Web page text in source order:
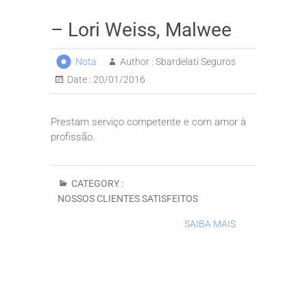
– Lori Weiss, Malwee
Nota Author : Sbardelati Seguros
Date : 20/01/2016
Prestam serviço competente e com amor à
profissão.
CATEGORY :
NOSSOS CLIENTES SATISFEITOS
SAIBA MAIS